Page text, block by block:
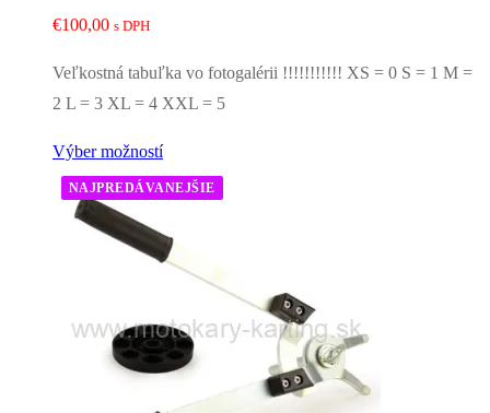
€100,00 s DPH
Veľkostná tabuľka vo fotogalérii !!!!!!!!!!! XS = 0 S = 1 M =
2 L = 3 XL = 4 XXL = 5
Výber možností
NAJPREDÁVANEJŠIE